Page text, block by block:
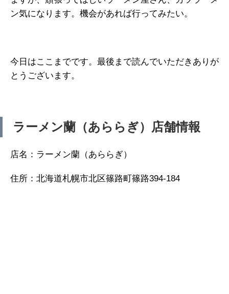
ン気になります。機会があれば行ってみたい。
今日はここまでです。最後まで読んでいただきありが
とうございます。
ラーメン蘭（あららぎ）店舗情報
店名：ラーメン蘭（あららぎ）
住所：北海道札幌市北区篠路町篠路394-184